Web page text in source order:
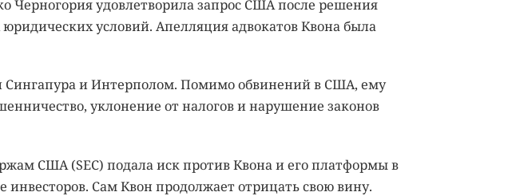
Черногория удовлетворила запрос США после решения
условий. Апелляция адвокатов Квона была
Сингапура и Интерполом. Помимо обвинений в США, ему
уклонение от налогов и нарушение законов
США (SEC) подала иск против Квона и его платформы в
инвесторов. Сам Квон продолжает отрицать свою вину.